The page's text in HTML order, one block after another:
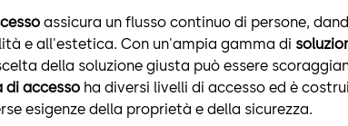
assicura un flusso continuo di persone,
e all'estetica. Con un'ampia gamma di
della soluzione giusta può essere
di accesso ha diversi livelli di accesso ed è
esigenze della proprietà e della sicurezza.